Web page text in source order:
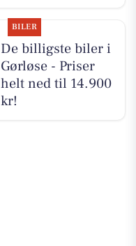
BILER
De billigste biler i
Gørløse - Priser
helt ned til 14.900
kr!